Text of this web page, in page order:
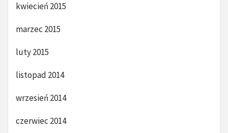
kwiecień 2015
marzec 2015
luty 2015
listopad 2014
wrzesień 2014
czerwiec 2014